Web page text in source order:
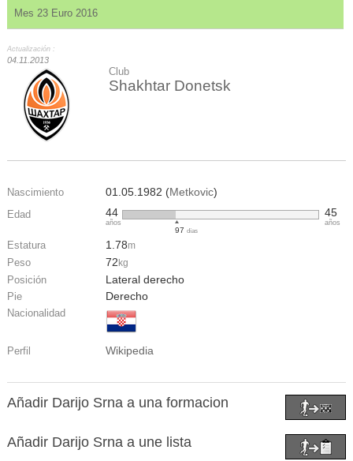
Mes 23 Euro 2016
Actualización :
04.11.2013
Club
Shakhtar Donetsk
Nascimiento 01.05.1982 (Metkovic)
Edad 44
años
97 días
45
años
Estatura 1.78m
Peso 72 kg
Posición Lateral derecho
Pie Derecho
Nacionalidad
Perfil Wikipedia
Añadir Darijo Srna a una formacion
Añadir Darijo Srna a une lista